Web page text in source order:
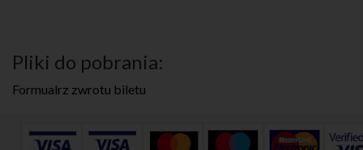
Pliki do pobrania:
Formualrz zwrotu biletu